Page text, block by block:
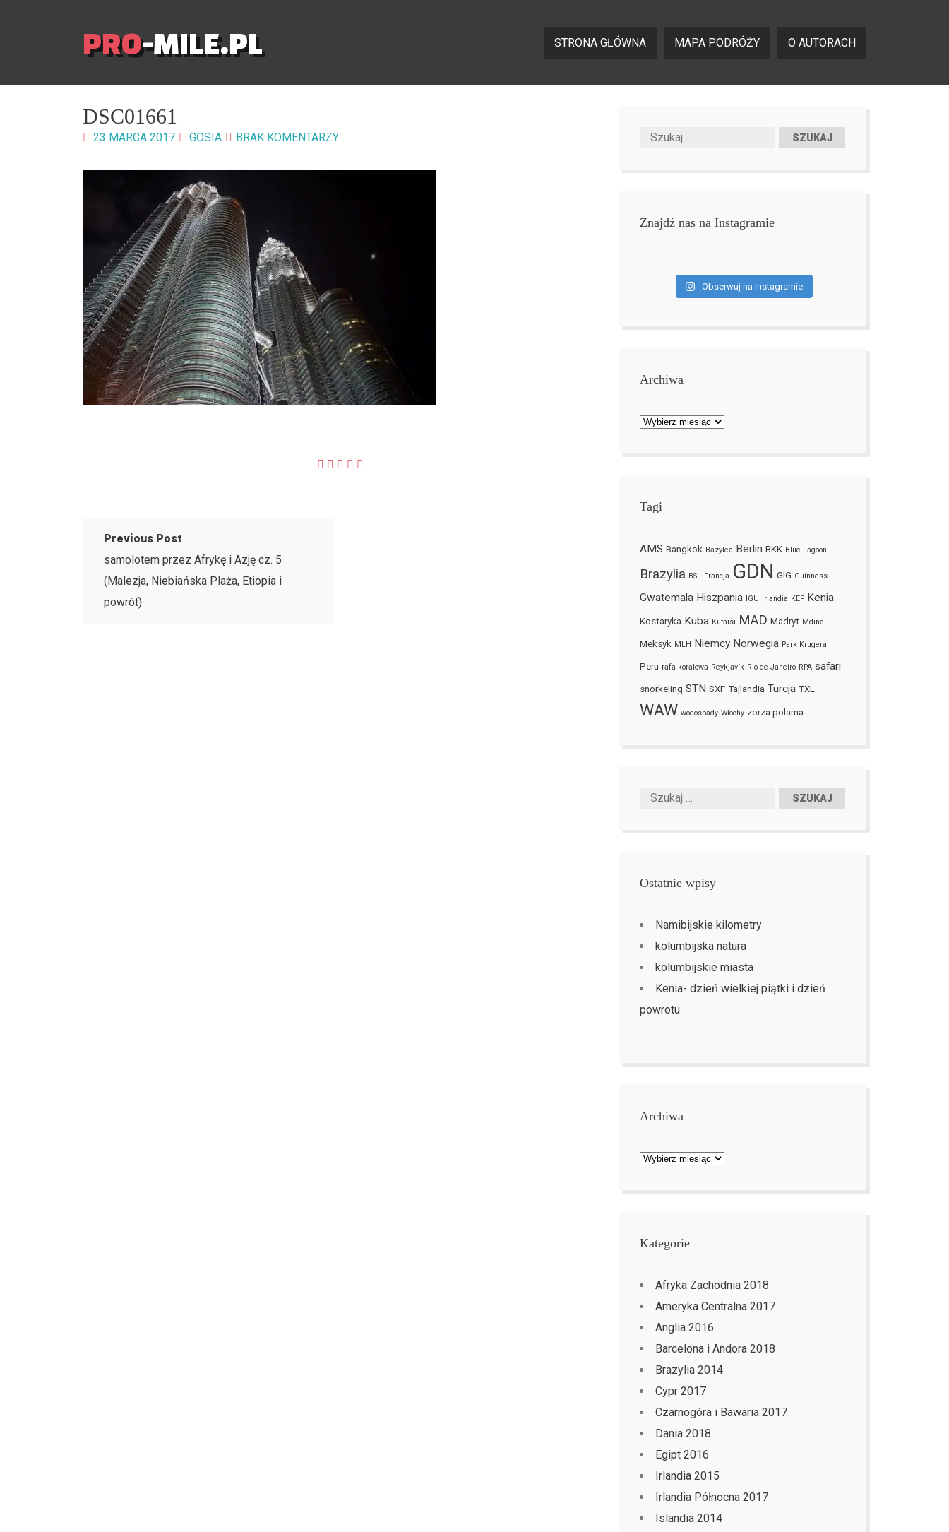
PRO-MILE.PL STRONA GŁÓWNA MAPA PODRÓŻY O AUTORACH
DSC01661
23 MARCA 2017 GOSIA BRAK KOMENTARZY
Previous Post
samolotem przez Afrykę i Azję cz. 5
(Malezja, Niebiańska Plaża, Etiopia i
powrót)
Znajdź nas na Instagramie
Obserwuj na Instagramie
Archiwa
Archiwa
Tagi
AMS Bangkok Bazylea Berlin BKK Blue Lagoon
Brazylia BSL Francja GDN GIG Guinness
Gwatemala Hiszpania IGU Irlandia KEF Kenia
Kostaryka Kuba Kutaisi MAD Madryt Mdina
Meksyk MLH Niemcy Norwegia Park Krugera
Peru rafa koralowa Reykjavík Rio de Janeiro RPA safari
snorkeling STN SXF Tajlandia Turcja TXL
WAW wodospady Włochy zorza polarna
Ostatnie wpisy
Namibijskie kilometry
kolumbijska natura
kolumbijskie miasta
Kenia- dzień wielkiej piątki i dzień
powrotu
Archiwa
Archiwa
Kategorie
Afryka Zachodnia 2018
Ameryka Centralna 2017
Anglia 2016
Barcelona i Andora 2018
Brazylia 2014
Cypr 2017
Czarnogóra i Bawaria 2017
Dania 2018
Egipt 2016
Irlandia 2015
Irlandia Północna 2017
Islandia 2014